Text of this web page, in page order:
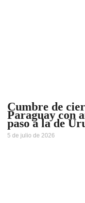
Cumbre de
Paraguay con
paso a la de
5 de julio de 2026